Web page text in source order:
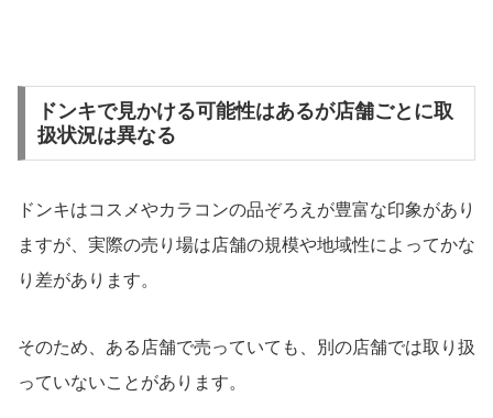
ドンキで見かける可能性はあるが店舗ごとに取
扱状況は異なる
ドンキはコスメやカラコンの品ぞろえが豊富な印象があり
ますが、実際の売り場は店舗の規模や地域性によってかな
り差があります。
そのため、ある店舗で売っていても、別の店舗では取り扱
っていないことがあります。